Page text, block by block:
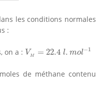
les conditions normales
:
on a : VM = 22.4 l. mol−1
VM 22.4 .m −1
de méthane contenu